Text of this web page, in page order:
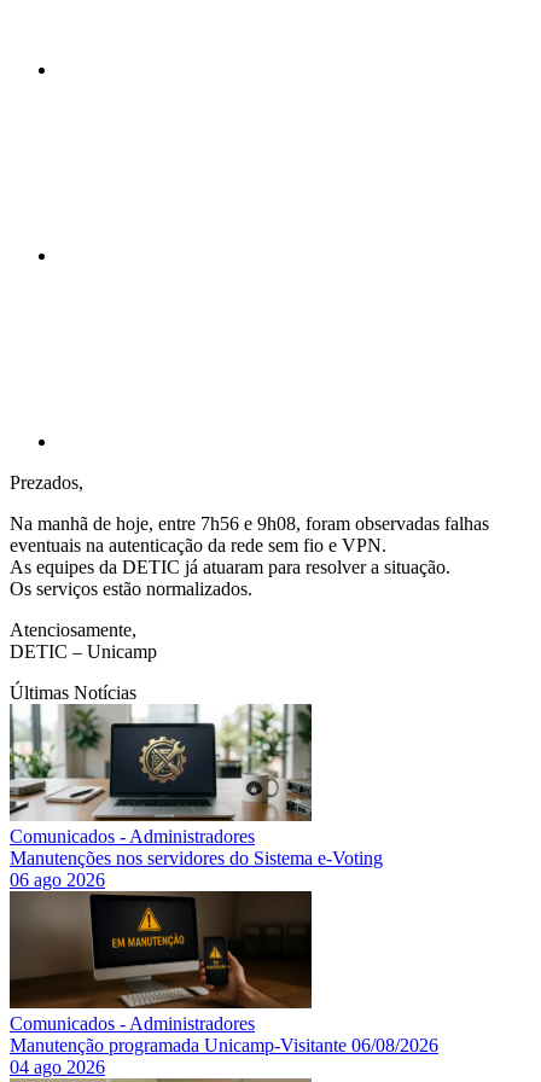
Prezados,
Na manhã de hoje, entre 7h56 e 9h08, foram observadas falhas
eventuais na autenticação da rede sem fio e VPN.
As equipes da DETIC já atuaram para resolver a situação.
Os serviços estão normalizados.
Atenciosamente,
DETIC – Unicamp
Últimas Notícias
Comunicados - Administradores
Manutenções nos servidores do Sistema e-Voting
06 ago 2026
Comunicados - Administradores
Manutenção programada Unicamp-Visitante 06/08/2026
04 ago 2026